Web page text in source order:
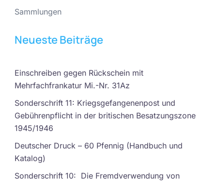
Sammlungen
Neueste Beiträge
Einschreiben gegen Rückschein mit
Mehrfachfrankatur Mi.-Nr. 31Az
Sonderschrift 11: Kriegsgefangenenpost und
Gebührenpflicht in der britischen Besatzungszone
1945/1946
Deutscher Druck – 60 Pfennig (Handbuch und
Katalog)
Sonderschrift 10: Die Fremdverwendung von